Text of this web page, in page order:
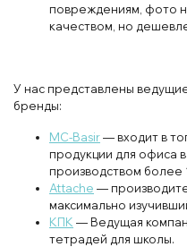
повреждениям, фото
качеством, но
У нас представлены
бренды:
MC-Basir— входит в
продукции для офиса
производством
Attache —
максимально
КПК — Ведущая
тетрадей для школы.